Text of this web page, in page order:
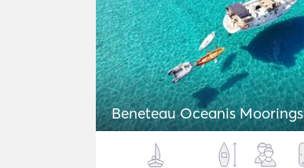
Beneteau Oceanis Moorings